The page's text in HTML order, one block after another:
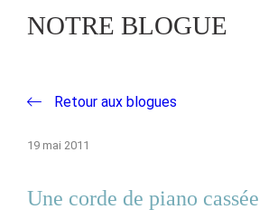
NOTRE BLOGUE
Retour aux blogues
19 mai 2011
Une corde de piano cassée